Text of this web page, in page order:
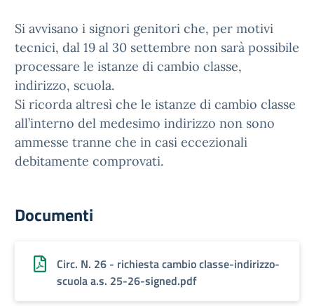
Si avvisano i signori genitori che, per motivi
tecnici, dal 19 al 30 settembre non sarà possibile
processare le istanze di cambio classe,
indirizzo, scuola.
Si ricorda altresì che le istanze di cambio classe
all’interno del medesimo indirizzo non sono
ammesse tranne che in casi eccezionali
debitamente comprovati.
Documenti
Circ. N. 26 - richiesta cambio classe-indirizzo-
scuola a.s. 25-26-signed.pdf